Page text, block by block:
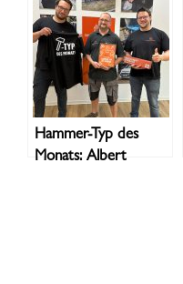
Hammer-Typ des
Monats: Albert